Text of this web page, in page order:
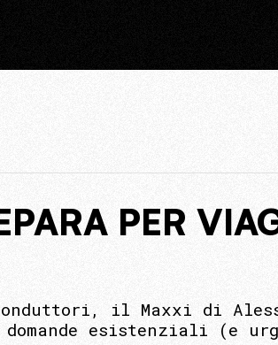
PER
il Maxxi di
esistenziali (e